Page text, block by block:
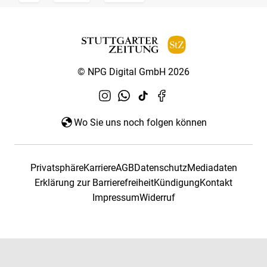
© NPG Digital GmbH 2026
Wo Sie uns noch folgen können
PrivatsphäreKarriereAGBDatenschutzMediadaten
Erklärung zur BarrierefreiheitKündigungKontakt
ImpressumWiderruf